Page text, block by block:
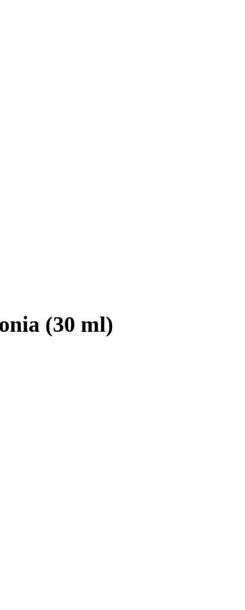
(30 ml)